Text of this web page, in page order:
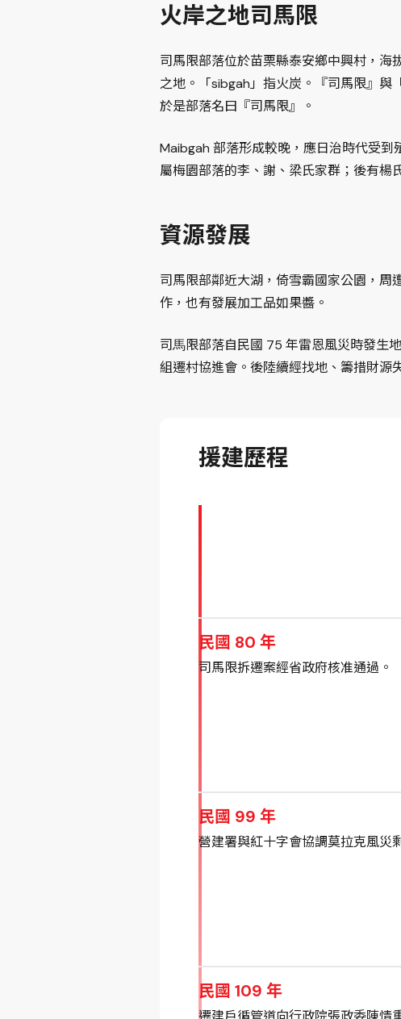
火岸之地司馬限
司馬限部落位於苗栗縣泰安鄉中興村，
之地。「sibgah」指火炭。『司馬限』與
於是部落名曰『司馬限』。
Maibgah 部落形成較晚，應日治時代受
屬梅園部落的李、謝、梁氏家群；後有楊
資源發展
司馬限部鄰近大湖，倚雪霸國家公園，周
作，也有發展加工品如果醬。
司⾺限部落⾃民國 75 年雷恩風災時發⽣
組遷村協進會。後陸續經找地、籌措財源
援建歷程
民國 80 年
司馬限拆遷案經省政府核准通過。
民國 99 年
營建署與紅十字會協調莫拉克風災
民國 109 年